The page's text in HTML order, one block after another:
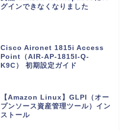
グインできなくなりました
Cisco Aironet 1815i Access
Point（AIR-AP-1815I-Q-
K9C） 初期設定ガイド
【Amazon Linux】GLPI（オー
プンソース資産管理ツール）イン
ストール